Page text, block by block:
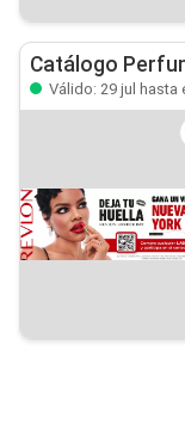
Catálogo
Válido: 29 jul hasta